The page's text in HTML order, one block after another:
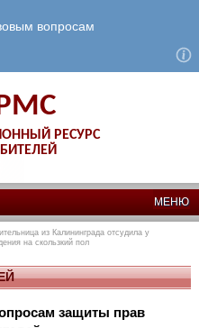
РЕСУРС
МЕНЮ
из Калининграда отсудила у
на скользкий пол
защиты прав